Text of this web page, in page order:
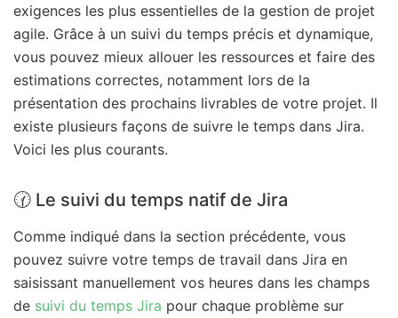
exigences les plus essentielles de la gestion de projet
agile. Grâce à un suivi du temps précis et dynamique,
vous pouvez mieux allouer les ressources et faire des
estimations correctes, notamment lors de la
présentation des prochains livrables de votre projet. Il
existe plusieurs façons de suivre le temps dans Jira.
Voici les plus courants.
🕜 Le suivi du temps natif de Jira
Comme indiqué dans la section précédente, vous
pouvez suivre votre temps de travail dans Jira en
saisissant manuellement vos heures dans les champs
de suivi du temps Jira pour chaque problème sur